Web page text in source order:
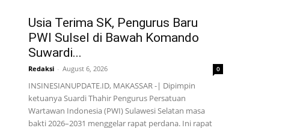
Usia Terima SK, Pengurus Baru
PWI Sulsel di Bawah Komando
Suwardi...
Redaksi - August 6, 2026 0
INSINESIANUPDATE.ID, MAKASSAR -| Dipimpin
ketuanya Suardi Thahir Pengurus Persatuan
Wartawan Indonesia (PWI) Sulawesi Selatan masa
bakti 2026–2031 menggelar rapat perdana. Ini rapat